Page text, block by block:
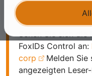
agiert als SAML 2.0
Sehen Sie sich die
FoxIDs Control an:
corp
Melden Sie
angezeigten